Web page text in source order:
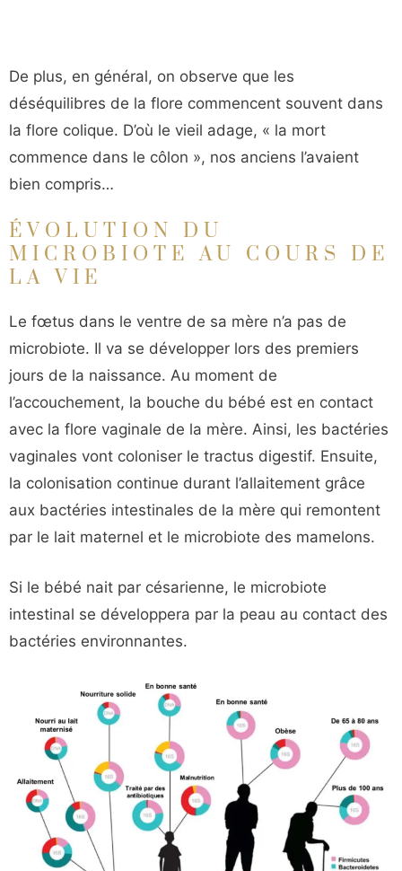
De plus, en général, on observe que les
déséquilibres de la flore commencent souvent dans
la flore colique. D’où le vieil adage, « la mort
commence dans le côlon », nos anciens l’avaient
bien compris…
ÉVOLUTION DU
MICROBIOTE AU COURS DE
LA VIE
Le fœtus dans le ventre de sa mère n’a pas de
microbiote. Il va se développer lors des premiers
jours de la naissance. Au moment de
l’accouchement, la bouche du bébé est en contact
avec la flore vaginale de la mère. Ainsi, les bactéries
vaginales vont coloniser le tractus digestif. Ensuite,
la colonisation continue durant l’allaitement grâce
aux bactéries intestinales de la mère qui remontent
par le lait maternel et le microbiote des mamelons.
Si le bébé nait par césarienne, le microbiote
intestinal se développera par la peau au contact des
bactéries environnantes.